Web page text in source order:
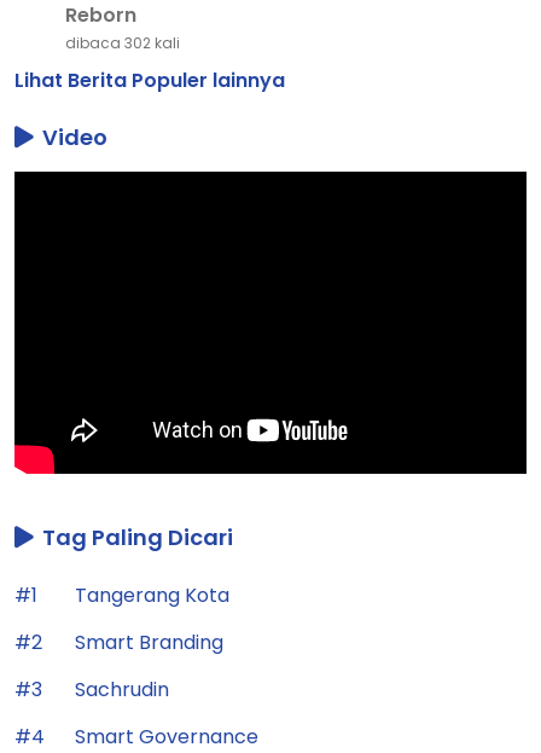
Reborn
dibaca 302 kali
Lihat Berita Populer lainnya
Video
Tag Paling Dicari
#1
Tangerang Kota
#2
Smart Branding
#3
Sachrudin
#4
Smart Governance